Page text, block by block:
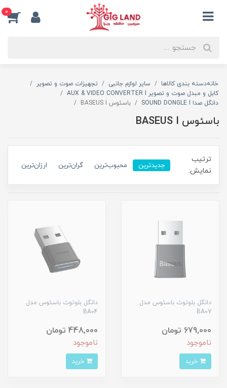
0
خانهدسته بندی کالاها سایر لوازم جانبی
تجهیزات صوت و تصویر
کابل و مبدل صوت و تصویر AUX & VIDEO CONVERTER I
دانگل صدا SOUND DONGLE I
باسئوس BASEUS I
باسئوس BASEUS I
ترتیب
نمایش:
جدیدترین محبوب‌ترین گران‌ترین ارزان‌ترین
دانگل بلوتوث باسئوس مدل
BA07
679,000 تومان
ناموجود
دانگل بلوتوث باسئوس مدل
BA04
448,000 تومان
ناموجود